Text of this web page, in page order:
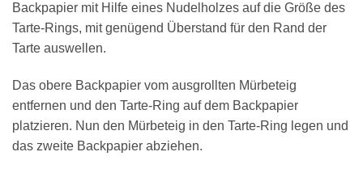
Backpapier mit Hilfe eines Nudelholzes auf die Größe des
Tarte-Rings, mit genügend Überstand für den Rand der
Tarte auswellen.
Das obere Backpapier vom ausgrollten Mürbeteig
entfernen und den Tarte-Ring auf dem Backpapier
platzieren. Nun den Mürbeteig in den Tarte-Ring legen und
das zweite Backpapier abziehen.